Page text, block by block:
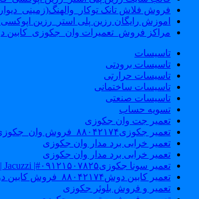
فروش فلاش تانک
اموزش رایگان رزین پلی استر_رزین اپوکسی
مراکز فروش_تعمیرات
تاسیسات
تاسیسات برودتی
تاسیسات حرارتی
تاسیسات ساختمانی
تاسیسات صنعتی
تسویه حساب
تعمیر جت وان جکوزی
تعمیر جکوزی۸۸۰۴۲۱۷۴_فروش وان_جکوزی
تعمیر خرابی برد مدار وان جکوزی
تعمیر خرابی برد مدار وان جکوزی
تعمیر سونا جکوزی۰۹۱۲۱۵۰۷۸۲۵#| Sauna | Jacuzzi
تعمیر کابین دوش۸۸۰۴۲۱۷۴_فروش کابین دوش
تعمیر و فروش بلوئر جکوزی